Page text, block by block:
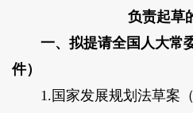
负责起草
一、拟提请全国人大常
件）
1.国家发展规划法草案（